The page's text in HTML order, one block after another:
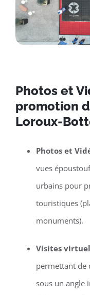
Photos et
promotion
Loroux-
Photos et
vues
urbains pour
touristiques
monuments).
Visites
permettant de
sous un angle